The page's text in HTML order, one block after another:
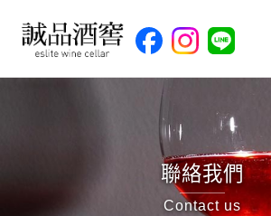
聯絡我們
Contact us